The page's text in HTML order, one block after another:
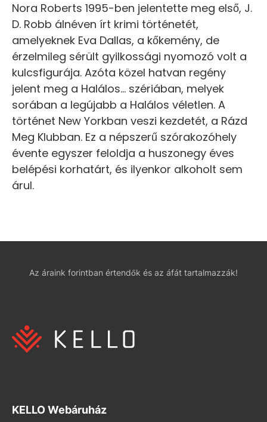
Nora Roberts 1995-ben jelentette meg első, J.
D. Robb álnéven írt krimi történetét,
amelyeknek Eva Dallas, a kőkemény, de
érzelmileg sérült gyilkossági nyomozó volt a
kulcsfigurája. Azóta közel hatvan regény
jelent meg a Halálos… szériában, melyek
sorában a legújabb a Halálos véletlen. A
történet New Yorkban veszi kezdetét, a Rázd
Meg Klubban. Ez a népszerű szórakozóhely
évente egyszer feloldja a huszonegy éves
belépési korhatárt, és ilyenkor alkoholt sem
árul.
Az áraink forintban értendők és az áfát tartalmazzák!
KELLO Webáruház